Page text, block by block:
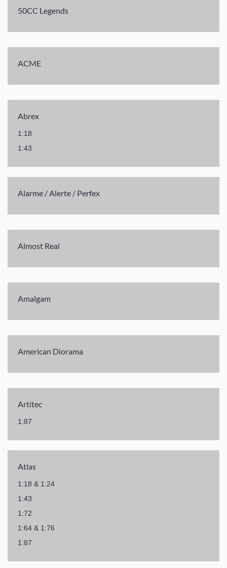
50CC Legends
ACME
Abrex
1:18
1:43
Alarme / Alerte / Perfex
Almost Real
Amalgam
American Diorama
Artitec
1:87
Atlas
1:18 & 1:24
1:43
1:72
1:64 & 1:76
1:87